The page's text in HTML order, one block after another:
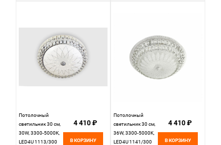
Потолочный
светильник 30 см,
30W, 3300-5000K,
LED4U 1113/300
4 410 ₽
В КОРЗИНУ
Потолочный
светильник 30 см,
36W, 3300-5000K,
LED4U 1141/300
4 410 ₽
В КОРЗИНУ